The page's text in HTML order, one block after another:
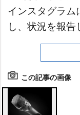
インスタグラ
し、状況を報告
この記事の画像